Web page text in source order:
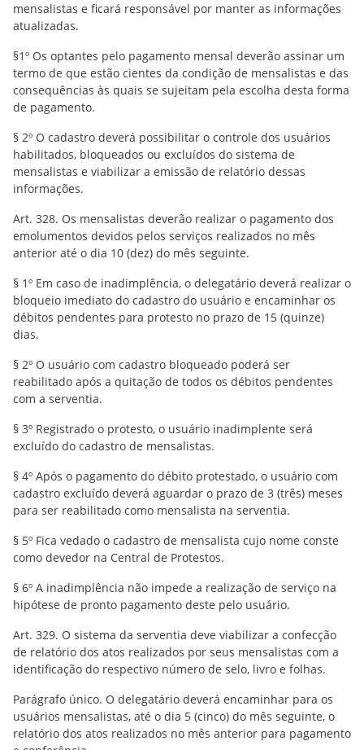
mensalistas e ficará responsável por manter as informações
atualizadas.
§1º Os optantes pelo pagamento mensal deverão assinar um
termo de que estão cientes da condição de mensalistas e das
consequências às quais se sujeitam pela escolha desta forma
de pagamento.
§ 2º O cadastro deverá possibilitar o controle dos usuários
habilitados, bloqueados ou excluídos do sistema de
mensalistas e viabilizar a emissão de relatório dessas
informações.
Art. 328. Os mensalistas deverão realizar o pagamento dos
emolumentos devidos pelos serviços realizados no mês
anterior até o dia 10 (dez) do mês seguinte.
§ 1º Em caso de inadimplência, o delegatário deverá realizar o
bloqueio imediato do cadastro do usuário e encaminhar os
débitos pendentes para protesto no prazo de 15 (quinze)
dias.
§ 2º O usuário com cadastro bloqueado poderá ser
reabilitado após a quitação de todos os débitos pendentes
com a serventia.
§ 3º Registrado o protesto, o usuário inadimplente será
excluído do cadastro de mensalistas.
§ 4º Após o pagamento do débito protestado, o usuário com
cadastro excluído deverá aguardar o prazo de 3 (três) meses
para ser reabilitado como mensalista na serventia.
§ 5º Fica vedado o cadastro de mensalista cujo nome conste
como devedor na Central de Protestos.
§ 6º A inadimplência não impede a realização de serviço na
hipótese de pronto pagamento deste pelo usuário.
Art. 329. O sistema da serventia deve viabilizar a confecção
de relatório dos atos realizados por seus mensalistas com a
identificação do respectivo número de selo, livro e folhas.
Parágrafo único. O delegatário deverá encaminhar para os
usuários mensalistas, até o dia 5 (cinco) do mês seguinte, o
relatório dos atos realizados no mês anterior para pagamento